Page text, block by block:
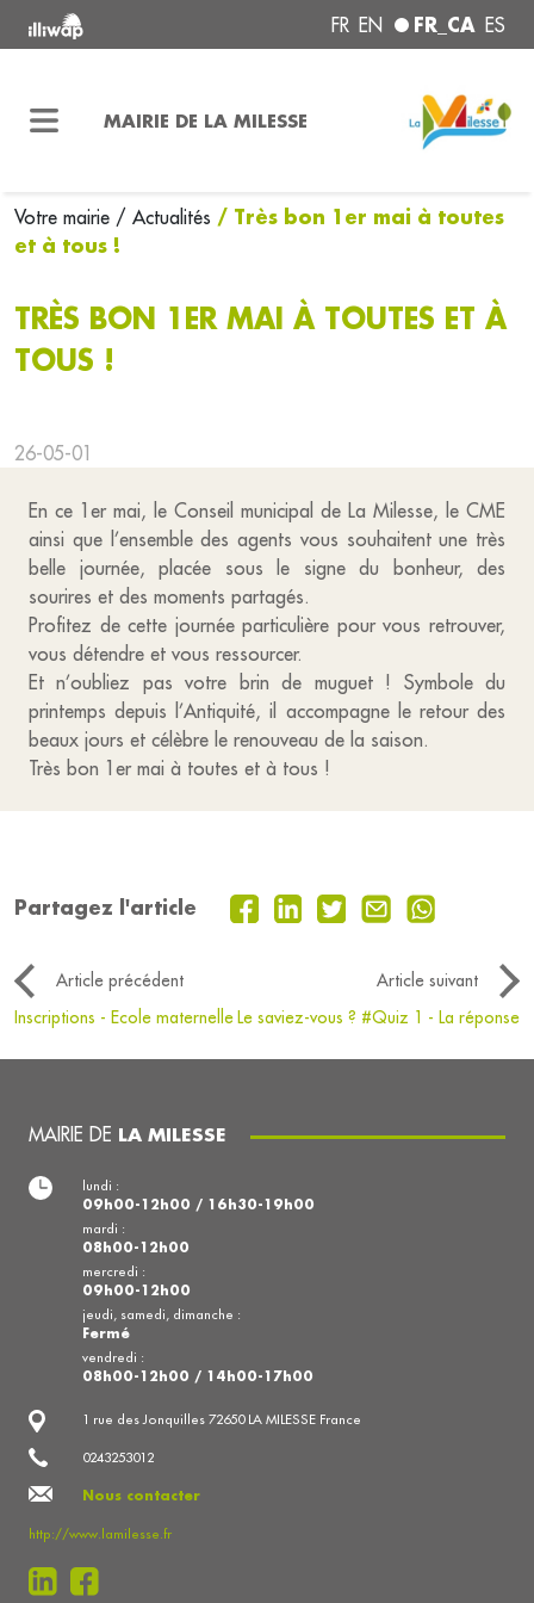
FR EN FR_CA ES
MAIRIE DE LA MILESSE
Votre mairie / Actualités / Très bon 1er mai à toutes
et à tous !
TRÈS BON 1ER MAI À TOUTES ET À
TOUS !
26-05-01
En ce 1er mai, le Conseil municipal de La Milesse, le CME
ainsi que l’ensemble des agents vous souhaitent une très
belle journée, placée sous le signe du bonheur, des
sourires et des moments partagés.
Profitez de cette journée particulière pour vous retrouver,
vous détendre et vous ressourcer.
Et n’oubliez pas votre brin de muguet ! Symbole du
printemps depuis l’Antiquité, il accompagne le retour des
beaux jours et célèbre le renouveau de la saison.
Très bon 1er mai à toutes et à tous !
Partagez l'article
Article précédent
Article suivant
Inscriptions - Ecole maternelle Le saviez-vous ? #Quiz 1 - La réponse
MAIRIE DE LA MILESSE
1 rue des Jonquilles 72650 LA MILESSE France
0243253012
Nous contacter
http://www.lamilesse.fr
lundi :
09h00-12h00 / 16h30-19h00
mardi :
08h00-12h00
mercredi :
09h00-12h00
jeudi, samedi, dimanche :
Fermé
vendredi :
08h00-12h00 / 14h00-17h00